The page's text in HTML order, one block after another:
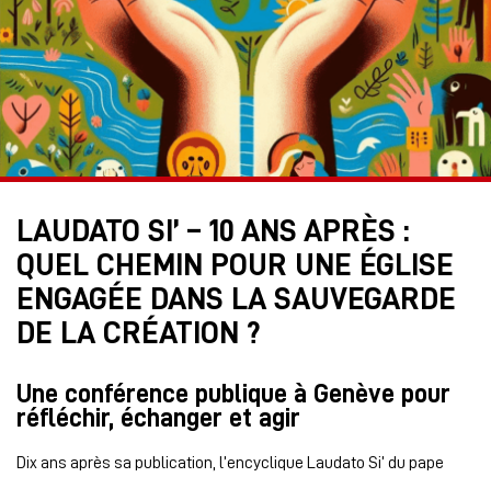
LAUDATO SI’ – 10 ANS APRÈS :
QUEL CHEMIN POUR UNE ÉGLISE
ENGAGÉE DANS LA SAUVEGARDE
DE LA CRÉATION ?
Une conférence publique à Genève pour
réfléchir, échanger et agir
Dix ans après sa publication, l’encyclique Laudato Si’ du pape